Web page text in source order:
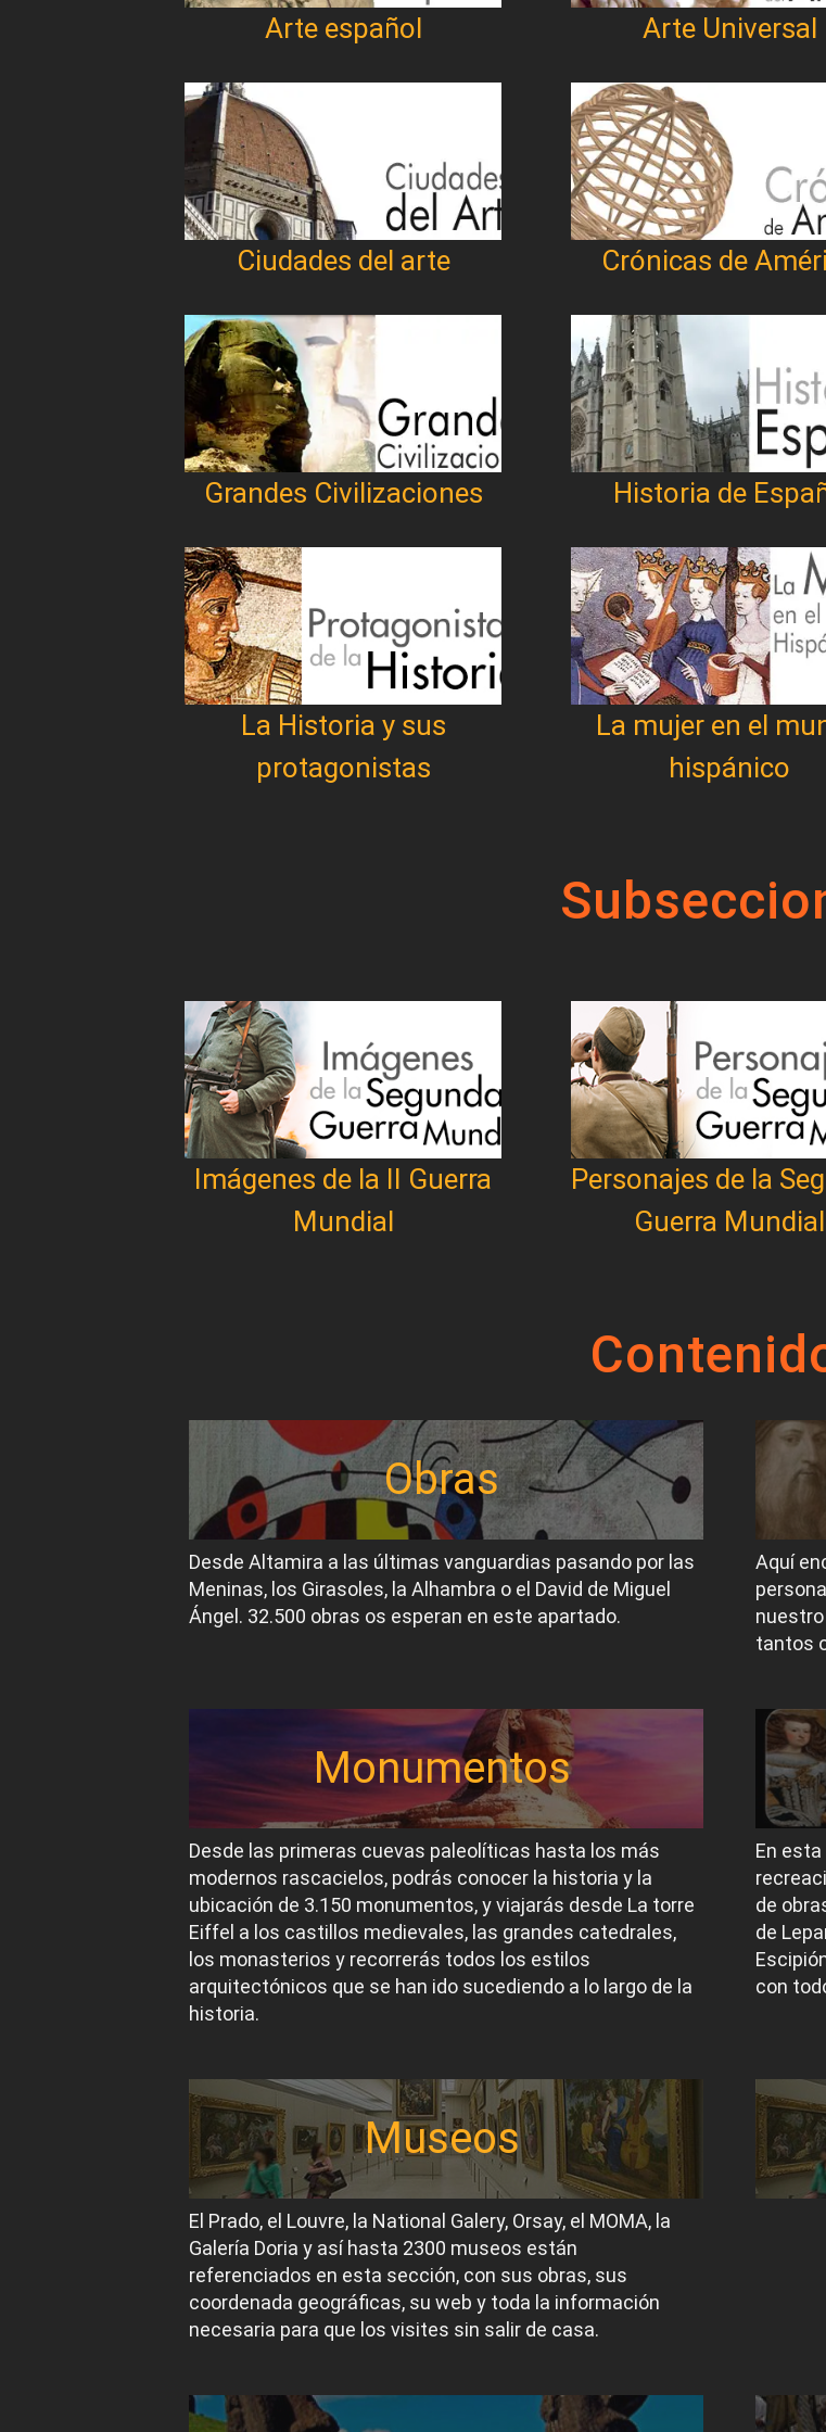
Arte español Arte Universal
Ciudades del arte Crónicas de
Grandes Civilizaciones Historia de
La Historia y sus
protagonistas
La mujer en el
hispánico
Imágenes de la II Guerra
Mundial
Personajes de la
Guerra Mundial
Obras
Desde Altamira a las últimas vanguardias pasando por las
Meninas, los Girasoles, la Alhambra o el David de Miguel
Ángel. 32.500 obras os esperan en este apartado.
Aquí
nuestro
tantos
Monumentos
Desde las primeras cuevas paleolíticas hasta los más
modernos rascacielos, podrás conocer la historia y la
ubicación de 3.150 monumentos, y viajarás desde La torre
Eiffel a los castillos medievales, las grandes catedrales,
los monasterios y recorrerás todos los estilos
arquitectónicos que se han ido sucediendo a lo largo de la
historia.
En
de
de
con
Museos
El Prado, el Louvre, la National Galery, Orsay, el MOMA, la
Galería Doria y así hasta 2300 museos están
referenciados en esta sección, con sus obras, sus
coordenada geográficas, su web y toda la información
necesaria para que los visites sin salir de casa.